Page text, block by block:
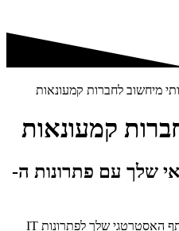
מיחשוב לחברות קמעונאות
קמעונאות
שלך עם פתרונות ה-
ברוכים הבאים לטוזלי מערכות, השותף האסטרטגי שלך לפתרונות IT